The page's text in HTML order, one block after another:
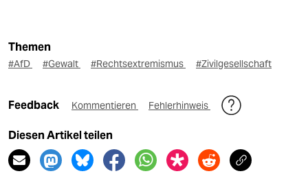
Themen
#AfD #Gewalt #Rechtsextremismus #Zivilgesellschaft
Feedback Kommentieren Fehlerhinweis
Diesen Artikel teilen